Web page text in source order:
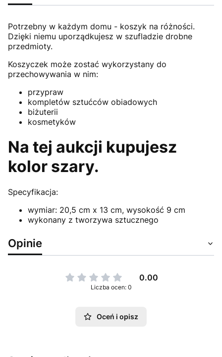
Potrzebny w każdym domu - koszyk na różności.
Dzięki niemu uporządkujesz w szufladzie drobne
przedmioty.
Koszyczek może zostać wykorzystany do
przechowywania w nim:
przypraw
kompletów sztućców obiadowych
biżuterii
kosmetyków
Na tej aukcji kupujesz
kolor szary.
Specyfikacja:
wymiar: 20,5 cm x 13 cm, wysokość 9 cm
wykonany z tworzywa sztucznego
Opinie
0.00
Liczba ocen: 0
Oceń i opisz